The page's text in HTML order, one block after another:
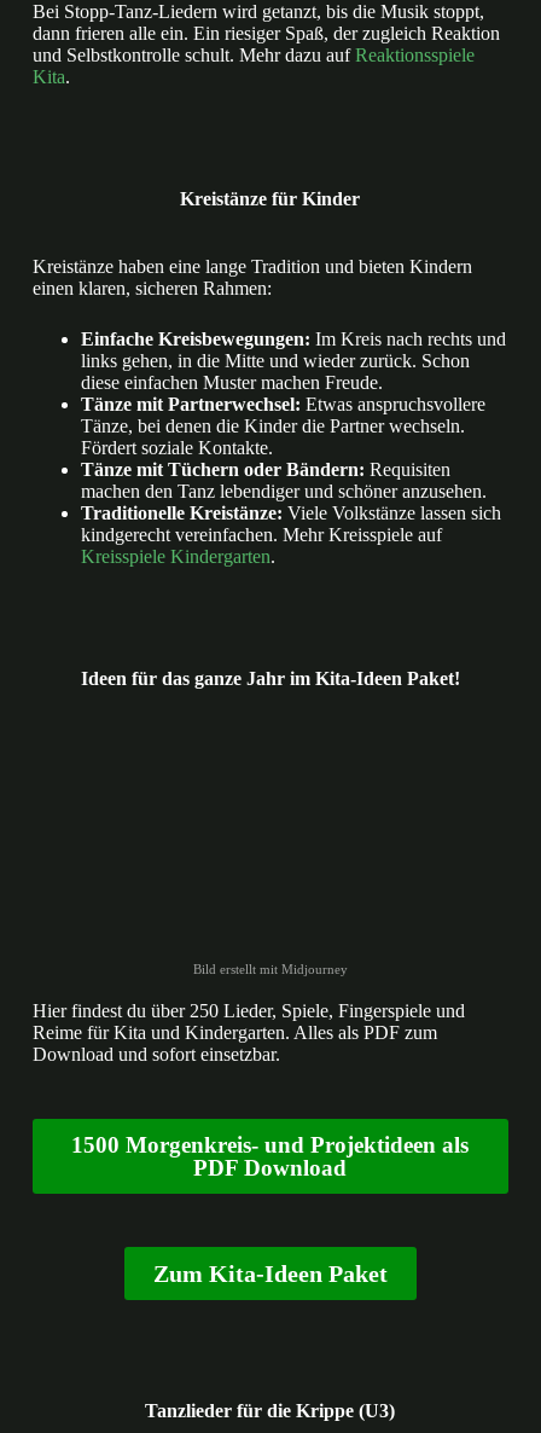
Bei Stopp-Tanz-Liedern wird getanzt, bis die Musik stoppt,
dann frieren alle ein. Ein riesiger Spaß, der zugleich Reaktion
und Selbstkontrolle schult. Mehr dazu aufReaktionsspiele
Kita.
Kreistänze für Kinder
Kreistänze haben eine lange Tradition und bieten Kindern
einen klaren, sicheren Rahmen:
Einfache Kreisbewegungen: Im Kreis nach rechts und
links gehen, in die Mitte und wieder zurück. Schon
diese einfachen Muster machen Freude.
Tänze mit Partnerwechsel: Etwas anspruchsvollere
Tänze, bei denen die Kinder die Partner wechseln.
Fördert soziale Kontakte.
Tänze mit Tüchern oder Bändern: Requisiten
machen den Tanz lebendiger und schöner anzusehen.
Traditionelle Kreistänze: Viele Volkstänze lassen sich
kindgerecht vereinfachen. Mehr Kreisspiele auf
Kreisspiele Kindergarten.
Ideen für das ganze Jahr im Kita-Ideen Paket!
Bild erstellt mit Midjourney
Hier findest du über 250 Lieder, Spiele, Fingerspiele und
Reime für Kita und Kindergarten. Alles als PDF zum
Download und sofort einsetzbar.
1500 Morgenkreis- und Projektideen als
PDF Download
Zum Kita-Ideen Paket
Tanzlieder für die Krippe (U3)